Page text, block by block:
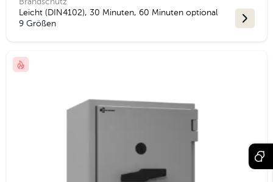
Brandschutz
Leicht (DIN4102), 30 Minuten, 60 Minuten optional
9 Größen